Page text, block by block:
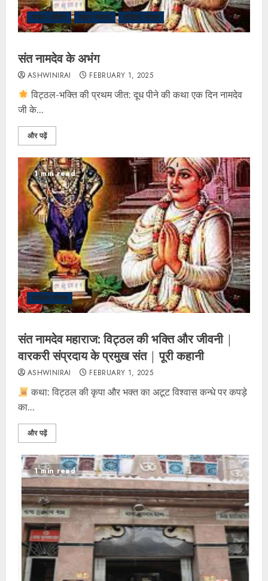
भजन–कीर्तन महान रचनाएं साहित्य संग्रह
संत नामदेव के अभंग
ASHWINIRAI FEBRUARY 1, 2025
विट्ठल-भक्ति की प्रथम जीत: दूध पीने की कथा एक दिन नामदेव
जी के...
और पढ़ें
1 min read
साहित्य संग्रह
संत नामदेव महाराज: विट्ठल की भक्ति और जीवनी |
वारकरी संप्रदाय के प्रमुख संत | पूरी कहानी
ASHWINIRAI FEBRUARY 1, 2025
कथा: विट्ठल की कृपा और भक्त का अटूट विश्वास कन्धे पर कपड़े
का...
और पढ़ें
1 min read